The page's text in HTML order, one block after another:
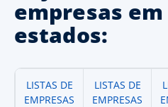
empresas
estados:
LISTAS DE
EMPRESAS
LISTAS DE
EMPRESAS